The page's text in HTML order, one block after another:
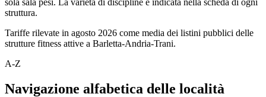
struttura.
Tariffe rilevate in agosto 2026 come media dei listini pubblici delle
strutture fitness attive a Barletta-Andria-Trani.
A-Z
Navigazione alfabetica delle località